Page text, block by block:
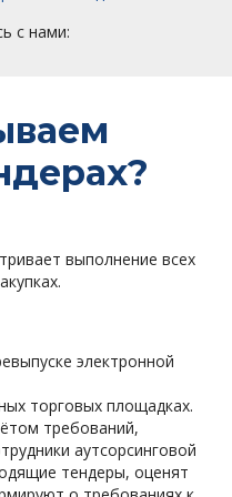
с нами:
выполнение всех
электронной
торговых площадках.
требований,
аутсорсинговой
тендеры, оценят